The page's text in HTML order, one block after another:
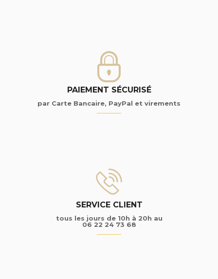
PAIEMENT SÉCURISÉ
par Carte Bancaire, PayPal et virements
SERVICE CLIENT
tous les jours de 10h à 20h au
06 22 24 73 68